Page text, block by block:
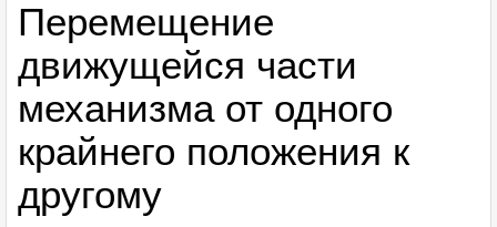
Перемещение
движущейся части
механизма от одного
крайнего положения к
другому